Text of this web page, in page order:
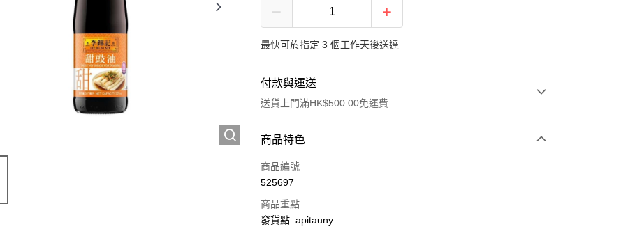
最快可於指定 3 個工作天後送達
付款與運送
送貨上門滿HK$500.00免運費
付款方式
信用卡
PayMe
商品特色
商品編號
525697
商品重點
發貨點: apitauny